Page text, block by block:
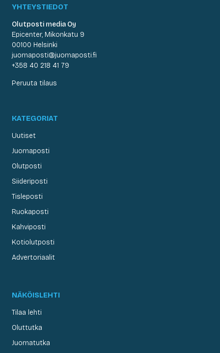
YHTEYSTIEDOT
Olutposti media Oy
Epicenter, Mikonkatu 9
00100 Helsinki
juomaposti@juomaposti.fi
+358 40 218 41 79
Peruuta tilaus
KATEGORIAT
Uutiset
Juomaposti
Olutposti
Siideriposti
Tisleposti
Ruokaposti
Kahviposti
Kotiolutposti
Advertoriaalit
NÄKÖISLEHTI
Tilaa lehti
Oluttutka
Juomatutka